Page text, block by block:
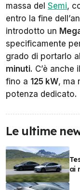
massa del Semi,
entro la fine
introdotto un
specificamente
grado di portarlo al
minuti. C’è anche
fino a 125 kW, ma
potenza dedicato.
Le ultime
ai